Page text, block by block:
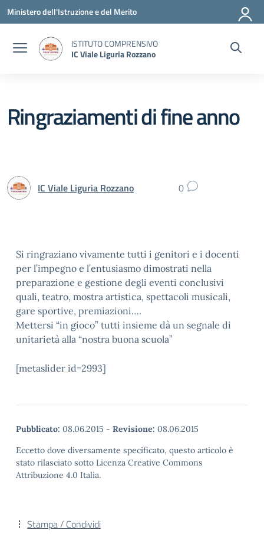
Vai ai contenuti
Vai al menu di navigazione
Vai al footer
Ministero dell'Istruzione e del Merito
ISTITUTO COMPRENSIVO
IC Viale Liguria Rozzano
Ringraziamenti di fine anno
IC Viale Liguria Rozzano 0
Si ringraziano vivamente tutti i genitori e i docenti
per l’impegno e l’entusiasmo dimostrati nella
preparazione e gestione degli eventi conclusivi
quali, teatro, mostra artistica, spettacoli musicali,
gare sportive, premiazioni….
Mettersi “in gioco” tutti insieme dà un segnale di
unitarietà alla “nostra buona scuola”
[metaslider id=2993]
Pubblicato: 08.06.2015 - Revisione: 08.06.2015
Eccetto dove diversamente specificato, questo articolo è
stato rilasciato sotto Licenza Creative Commons
Attribuzione 4.0 Italia.
Stampa / Condividi